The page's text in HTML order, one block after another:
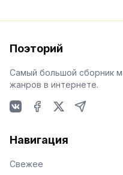
Поэторий
Самый большой сборник
жанров в интернете.
Навигация
Свежее